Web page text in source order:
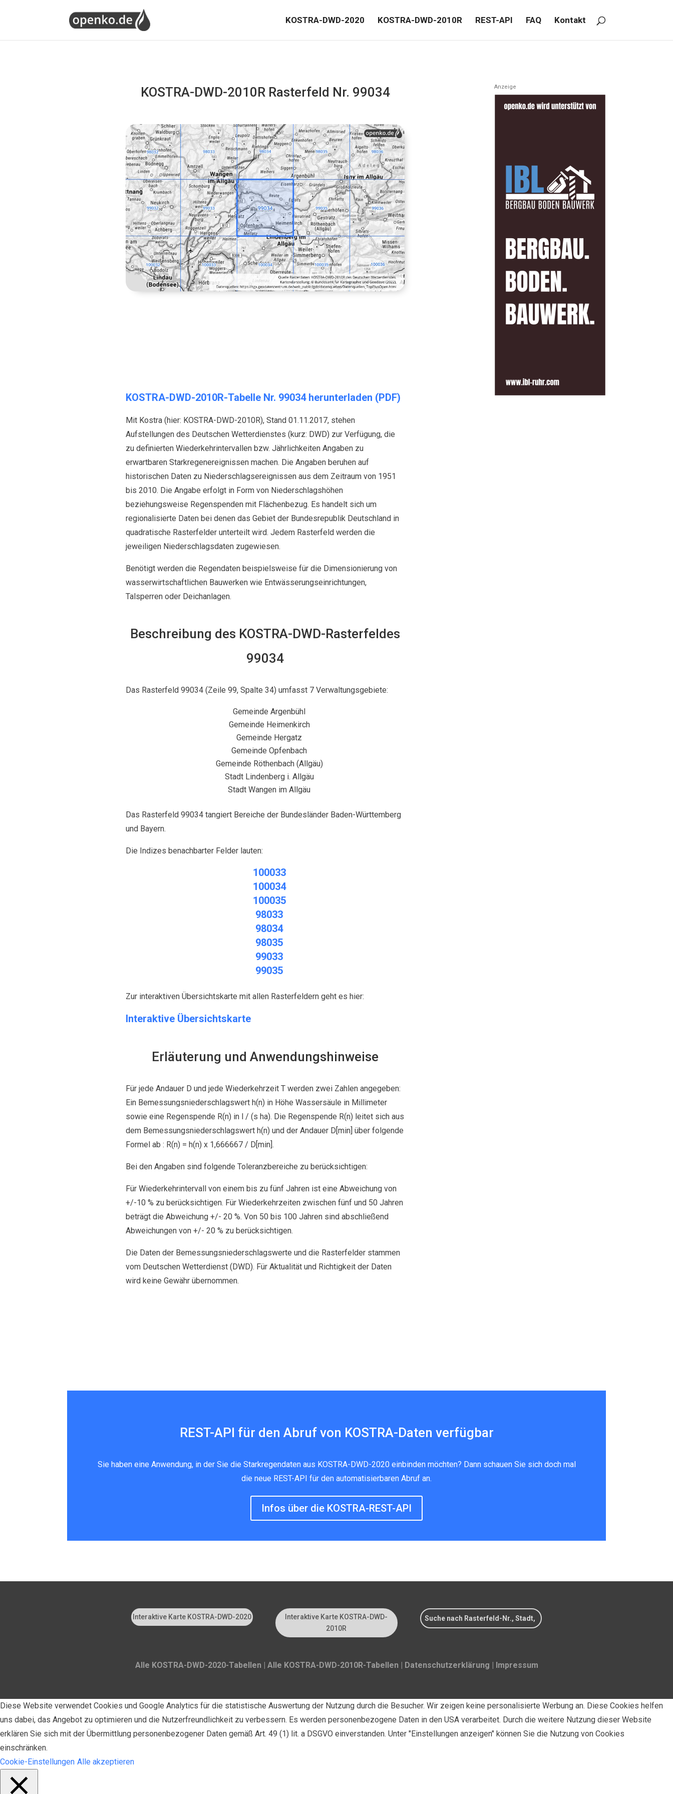
KOSTRA-DWD-2020 KOSTRA-DWD-2010R REST-API FAQ Kontakt
KOSTRA-DWD-2010R Rasterfeld Nr. 99034
KOSTRA-DWD-2010R-Tabelle Nr. 99034 herunterladen (PDF)
Mit Kostra (hier: KOSTRA-DWD-2010R), Stand 01.11.2017, stehen
Aufstellungen des Deutschen Wetterdienstes (kurz: DWD) zur Verfügung, die
zu definierten Wiederkehrintervallen bzw. Jährlichkeiten Angaben zu
erwartbaren Starkregenereignissen machen. Die Angaben beruhen auf
historischen Daten zu Niederschlagsereignissen aus dem Zeitraum von 1951
bis 2010. Die Angabe erfolgt in Form von Niederschlagshöhen
beziehungsweise Regenspenden mit Flächenbezug. Es handelt sich um
regionalisierte Daten bei denen das Gebiet der Bundesrepublik Deutschland in
quadratische Rasterfelder unterteilt wird. Jedem Rasterfeld werden die
jeweiligen Niederschlagsdaten zugewiesen.
Benötigt werden die Regendaten beispielsweise für die Dimensionierung von
wasserwirtschaftlichen Bauwerken wie Entwässerungseinrichtungen,
Talsperren oder Deichanlagen.
Beschreibung des KOSTRA-DWD-Rasterfeldes
99034
Das Rasterfeld 99034 (Zeile 99, Spalte 34) umfasst 7 Verwaltungsgebiete:
Gemeinde Argenbühl
Gemeinde Heimenkirch
Gemeinde Hergatz
Gemeinde Opfenbach
Gemeinde Röthenbach (Allgäu)
Stadt Lindenberg i. Allgäu
Stadt Wangen im Allgäu
Das Rasterfeld 99034 tangiert Bereiche der Bundesländer Baden-Württemberg
und Bayern.
Die Indizes benachbarter Felder lauten:
100033
100034
100035
98033
98034
98035
99033
99035
Zur interaktiven Übersichtskarte mit allen Rasterfeldern geht es hier:
Interaktive Übersichtskarte
Erläuterung und Anwendungshinweise
Für jede Andauer D und jede Wiederkehrzeit T werden zwei Zahlen angegeben:
Ein Bemessungsniederschlagswert h(n) in Höhe Wassersäule in Millimeter
sowie eine Regenspende R(n) in l / (s ha). Die Regenspende R(n) leitet sich aus
dem Bemessungsniederschlagswert h(n) und der Andauer D[min] über folgende
Formel ab : R(n) = h(n) x 1,666667 / D[min].
Bei den Angaben sind folgende Toleranzbereiche zu berücksichtigen:
Für Wiederkehrintervall von einem bis zu fünf Jahren ist eine Abweichung von
+/-10 % zu berücksichtigen. Für Wiederkehrzeiten zwischen fünf und 50 Jahren
beträgt die Abweichung +/- 20 %. Von 50 bis 100 Jahren sind abschließend
Abweichungen von +/- 20 % zu berücksichtigen.
Die Daten der Bemessungsniederschlagswerte und die Rasterfelder stammen
vom Deutschen Wetterdienst (DWD). Für Aktualität und Richtigkeit der Daten
wird keine Gewähr übernommen.
Anzeige
REST-API für den Abruf von KOSTRA-Daten verfügbar
Sie haben eine Anwendung, in der Sie die Starkregendaten aus KOSTRA-DWD-2020 einbinden möchten? Dann schauen Sie sich doch
mal die neue REST-API für den automatisierbaren Abruf an.
Infos über die KOSTRA-REST-API
Interaktive Karte KOSTRA-DWD-
2020
Interaktive Karte KOSTRA-DWD-
2010R
Alle KOSTRA-DWD-2020-Tabellen| Alle KOSTRA-DWD-2010R-Tabellen| Datenschutzerklärung| Impressum
Diese Website verwendet Cookies und Google Analytics für die statistische Auswertung der Nutzung durch die Besucher. Wir zeigen keine personalisierte Werbung an. Diese Cookies helfen
uns dabei, das Angebot zu optimieren und die Nutzerfreundlichkeit zu verbessern. Es werden personenbezogene Daten in den USA verarbeitet. Durch die weitere Nutzung dieser Website
erklären Sie sich mit der Übermittlung personenbezogener Daten gemäß Art. 49 (1) lit. a DSGVO einverstanden. Unter "Einstellungen anzeigen" können Sie die Nutzung von Cookies
einschränken.
Cookie-Einstellungen Alle akzeptieren
Neue REST-API für den Abruf von
KOSTRA-Daten
Sie haben eine Anwendung, in der Sie die Starkregendaten aus
KOSTRA-DWD-2020 einbinden möchten?
Dann schauen Sie sich doch mal die neue REST-API für den
Weitere Infos